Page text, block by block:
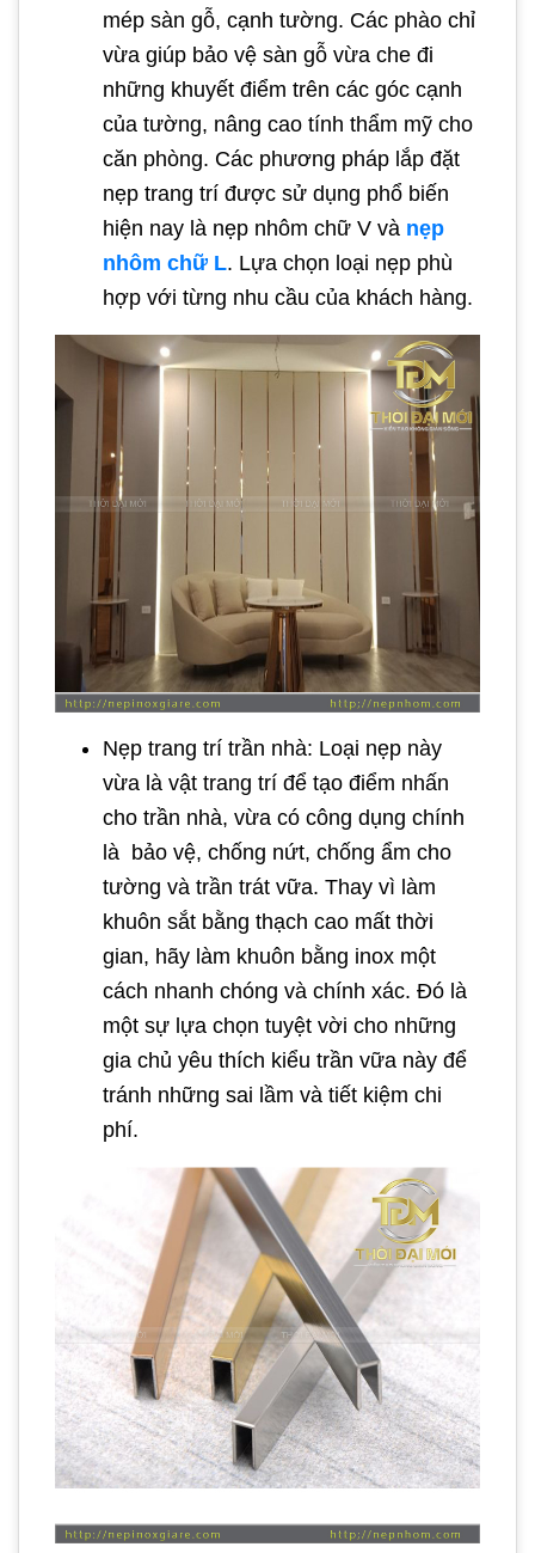
mép sàn gỗ, cạnh tường. Các phào chỉ
vừa giúp bảo vệ sàn gỗ vừa che đi
những khuyết điểm trên các góc cạnh
của tường, nâng cao tính thẩm mỹ cho
căn phòng. Các phương pháp lắp đặt
nẹp trang trí được sử dụng phổ biến
hiện nay là nẹp nhôm chữ V và nẹp
nhôm chữ L. Lựa chọn loại nẹp phù
hợp với từng nhu cầu của khách hàng.
Nẹp trang trí trần nhà: Loại nẹp này
vừa là vật trang trí để tạo điểm nhấn
cho trần nhà, vừa có công dụng chính
là bảo vệ, chống nứt, chống ẩm cho
tường và trần trát vữa. Thay vì làm
khuôn sắt bằng thạch cao mất thời
gian, hãy làm khuôn bằng inox một
cách nhanh chóng và chính xác. Đó là
một sự lựa chọn tuyệt vời cho những
gia chủ yêu thích kiểu trần vữa này để
tránh những sai lầm và tiết kiệm chi
phí.